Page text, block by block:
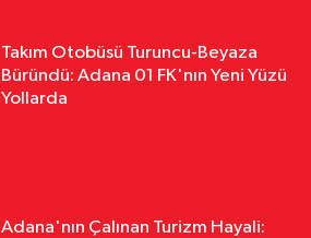
Takım Otobüsü Turuncu-Beyaza
Büründü: Adana 01 FK'nın Yeni Yüzü
Yollarda
Adana'nın Çalınan Turizm Hayali: